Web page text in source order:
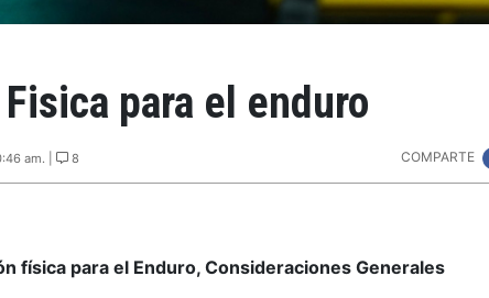
para el enduro
am. | 8 COMPARTE
física para el Enduro, Consideraciones Generales